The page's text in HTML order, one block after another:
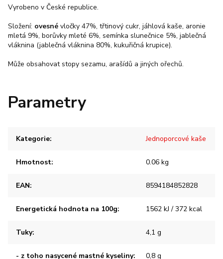
Vyrobeno v České republice.
Složení: ovesné vločky 47%, třtinový cukr, jáhlová kaše, aronie
mletá 9%, borůvky mleté 6%, semínka slunečnice 5%, jablečná
vláknina (jablečná vláknina 80%, kukuřičná krupice).
Může obsahovat stopy sezamu, arašídů a jiných ořechů.
Parametry
Kategorie: Jednoporcové kaše
Hmotnost: 0.06 kg
EAN: 8594184852828
Energetická hodnota na 100g: 1562 kJ / 372 kcal
Tuky: 4,1 g
- z toho nasycené mastné kyseliny: 0,8 g